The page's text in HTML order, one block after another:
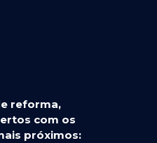
reforma,
com os
próximos: